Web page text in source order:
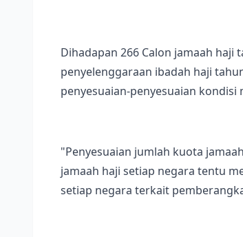
Dihadapan 266 Calon jamaah
penyelenggaraan ibadah haji
penyesuaian-penyesuaian
"Penyesuaian jumlah kuota
jamaah haji setiap negara tentu
setiap negara terkait